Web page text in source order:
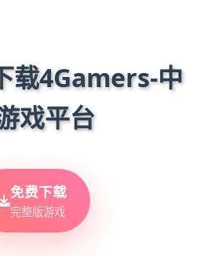
载4Gamers-中
戏平台
免费下载
完整版游戏